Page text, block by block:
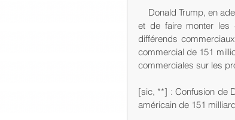
et de faire monter les
différends
commercial de 151
commerciales sur les
[sic, **] : Confusion de
américain de 151